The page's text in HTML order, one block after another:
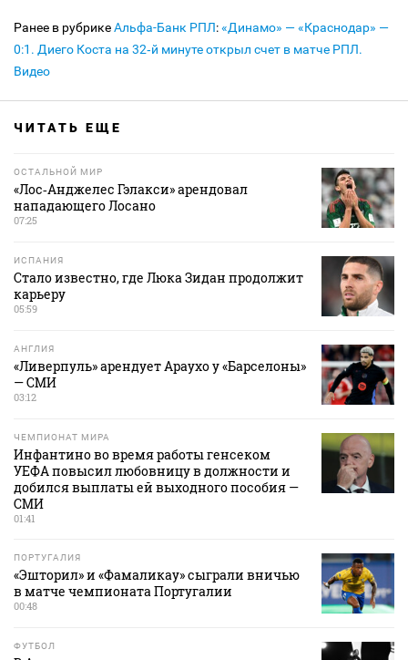
Ранее в рубрикеАльфа-Банк РПЛ:«Динамо» — «Краснодар» —
0:1. Диего Коста на 32‑й минуте открыл счет в матче РПЛ.
Видео
ЧИТАТЬ ЕЩЕ
ОСТАЛЬНОЙ МИР
«Лос‑Анджелес Гэлакси» арендовал
нападающего Лосано
07:25
ИСПАНИЯ
Стало известно, где Люка Зидан продолжит
карьеру
05:59
АНГЛИЯ
«Ливерпуль» арендует Араухо у «Барселоны»
— СМИ
03:12
ЧЕМПИОНАТ МИРА
Инфантино во время работы генсеком
УЕФА повысил любовницу в должности и
добился выплаты ей выходного пособия —
СМИ
01:41
ПОРТУГАЛИЯ
«Эшторил» и «Фамаликау» сыграли вничью
в матче чемпионата Португалии
00:48
ФУТБОЛ